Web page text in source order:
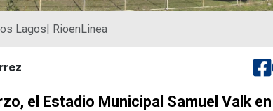
Lagos| RioenLinea
el Estadio Municipal Samuel Valk